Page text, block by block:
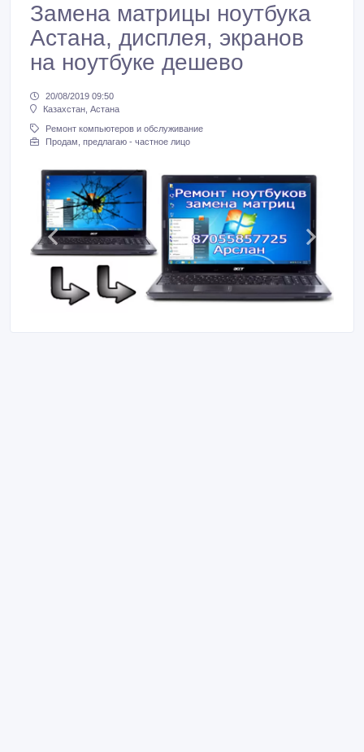
Замена матрицы ноутбука
Астана, дисплея, экранов
на ноутбуке дешево
20/08/2019 09:50
Казахстан, Астана
Ремонт компьютеров и обслуживание
Продам, предлагаю - частное лицо